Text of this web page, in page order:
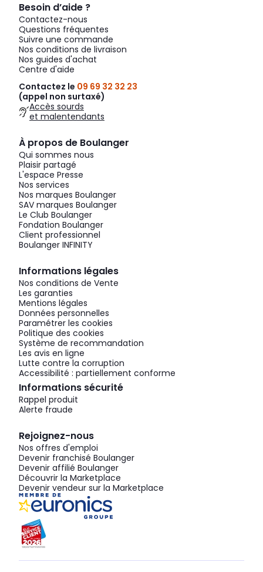
Besoin d’aide ?
Contactez-nous
Questions fréquentes
Suivre une commande
Nos conditions de livraison
Nos guides d'achat
Centre d'aide
Contactez le 09 69 32 32 23
(appel non surtaxé)
Accès sourds
et malentendants
À propos de Boulanger
Qui sommes nous
Plaisir partagé
L'espace Presse
Nos services
Nos marques Boulanger
SAV marques Boulanger
Le Club Boulanger
Fondation Boulanger
Client professionnel
Boulanger INFINITY
Informations légales
Nos conditions de Vente
Les garanties
Mentions légales
Données personnelles
Paramétrer les cookies
Politique des cookies
Système de recommandation
Les avis en ligne
Lutte contre la corruption
Accessibilité : partiellement conforme
Informations sécurité
Rappel produit
Alerte fraude
Rejoignez-nous
Nos offres d'emploi
Devenir franchisé Boulanger
Devenir affilié Boulanger
Découvrir la Marketplace
Devenir vendeur sur la Marketplace